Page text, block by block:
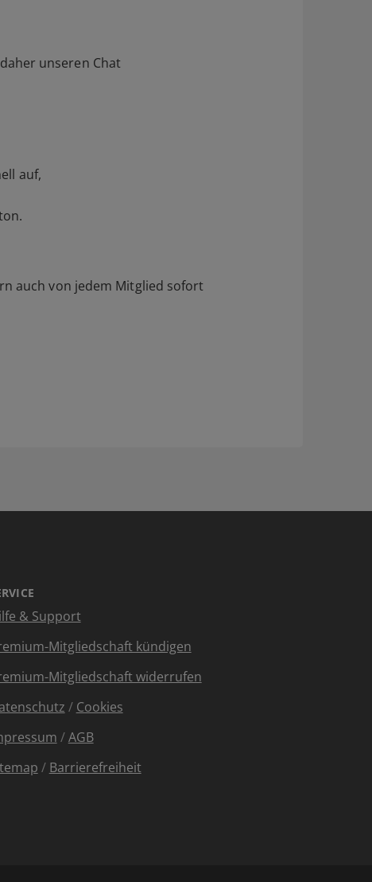
unseren Chat
auf,
auch von jedem Mitglied sofort
& Support
Mitgliedschaft kündigen
Mitgliedschaft widerrufen
/ Cookies
/AGB
/ Barrierefreiheit